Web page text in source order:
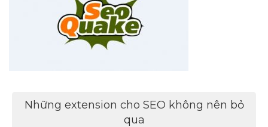
Điều
Những extension cho SEO không nên bỏ
qua